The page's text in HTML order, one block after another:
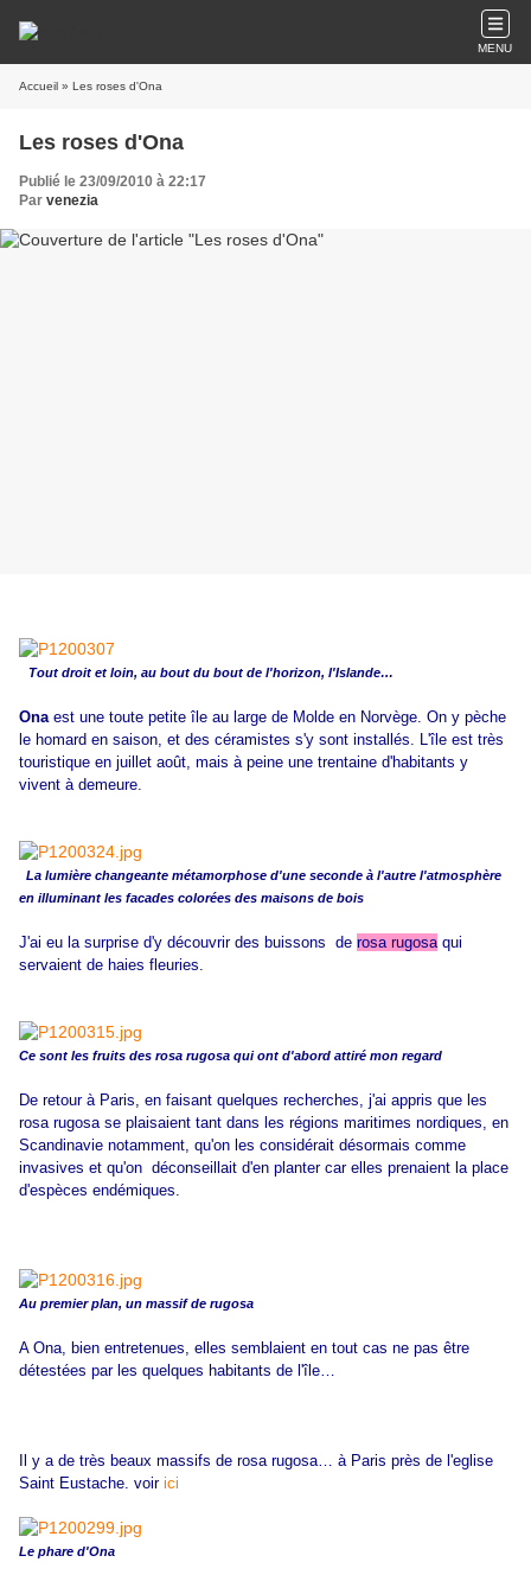
MENU
Accueil » Les roses d'Ona
Les roses d'Ona
Publié le 23/09/2010 à 22:17
Par venezia
Tout droit et loin, au bout du bout de l'horizon, l'Islande…
Onaest une toute petite île au large de Molde en Norvège. On y pèche
le homard en saison, et des céramistes s'y sont installés. L'île est très
touristique en juillet août, mais à peine une trentaine d'habitants y
vivent à demeure.
La lumière changeante métamorphose d'une seconde à l'autre l'atmosphère
en illuminant les facades colorées des maisons de bois
J'ai eu la surprise d'y découvrir des buissons de rosa rugosaqui
servaient de haies fleuries.
Ce sont les fruits des rosa rugosa qui ont d'abord attiré mon regard
De retour à Paris, en faisant quelques recherches, j'ai appris que les
rosa rugosa se plaisaient tant dans les régions maritimes nordiques, en
Scandinavie notamment, qu'on les considérait désormais comme
invasives et qu'on déconseillait d'en planter car elles prenaient la place
d'espèces endémiques.
Au premier plan, un massif de rugosa
A Ona, bien entretenues, elles semblaient en tout cas ne pas être
détestées par les quelques habitants de l'île…
Il y a de très beaux massifs de rosa rugosa… à Paris près de l'eglise
Saint Eustache. voir ici
Le phare d'Ona